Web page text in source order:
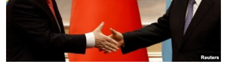
XABARLAR SURATLARDA
ODNOKLASSNIKI
SOUNDCLOUD
VOA